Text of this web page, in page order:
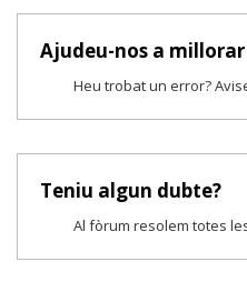
Ajudeu-nos a millorar
Heu trobat un error?
Teniu algun dubte?
Al fòrum resolem totes